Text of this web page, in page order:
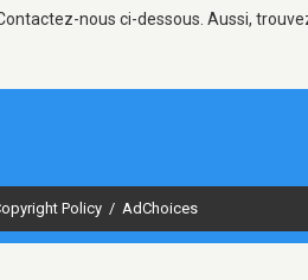
nous ci-dessous. Aussi,
Policy / AdChoices